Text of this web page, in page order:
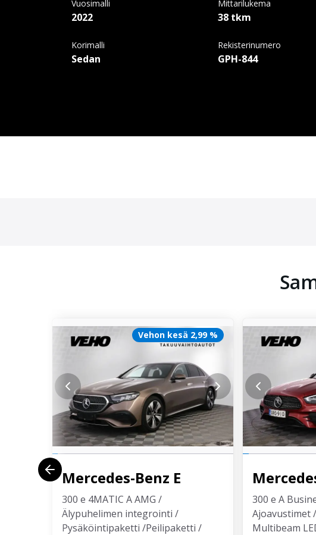
Vuosimalli
2022
Mittarilukema
38 tkm
Korimalli
Sedan
Rekisterinumero
GPH-844
Vehon kesä 2,99 %
Mercedes-Benz E
300 e 4MATIC A AMG /
Älypuhelimen integrointi /
Pysäköintipaketti /Peilipaketti /
300 e A
Ajoavustimet
Multibeam